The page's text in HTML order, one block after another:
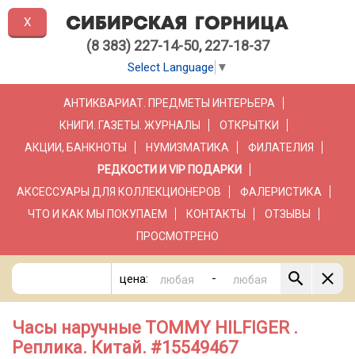
(8 383) 227-14-50, 227-18-37
Select Language ▼
АНТИКВАРИАТ. ПРЕДМЕТЫ ИНТЕРЬЕРА
КНИГИ. ГАЗЕТЫ. ЖУРНАЛЫ
ОТКРЫТКИ
АКЦИИ, БАНКНОТЫ
НУМИЗМАТИКА
ФИЛАТЕЛИЯ
РЕДКОСТИ И VIP ПОДАРКИ
АКСЕССУАРЫ ДЛЯ КОЛЛЕКЦИОНЕРОВ
ФАЛЕРИСТИКА
ЧТО И КАК МЫ ПОКУПАЕМ
КОНТАКТЫ
ОТЗЫВЫ
ПРОСМОТРЕНО
цена: -
Часы наручные TOMMY HILFIGER .
Реплика. Китай. #15549467
X